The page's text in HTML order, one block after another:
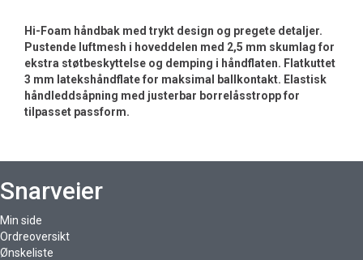
Hi-Foam håndbak med trykt design og pregete detaljer.
Pustende luftmesh i hoveddelen med 2,5 mm skumlag for
ekstra støtbeskyttelse og demping i håndflaten. Flatkuttet
3 mm latekshåndflate for maksimal ballkontakt. Elastisk
håndleddsåpning med justerbar borrelåsstropp for
tilpasset passform.
Snarveier
Min side
Ordreoversikt
Ønskeliste